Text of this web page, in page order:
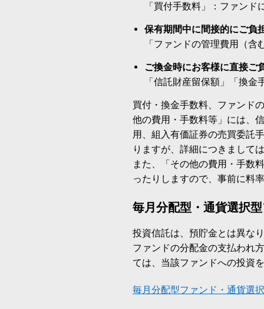
「買付手数料」：ファンド
保有期間中に間接的にご負
「ファンドの管理費用（
ご換金時にお客様に直接ご
「信託財産留保額」「換
買付・換金手数料、ファンド
他の費用・手数料等」には、
用、組入有価証券の売買委託
りますが、詳細につきまして
また、「その他の費用・手数
ったりしますので、事前に料
毎月分配型・通貨選択
投資信託は、預貯金とは異な
ファンドの分配金の支払われ
ては、当該ファンドへの投資
毎月分配型ファンド・通貨選